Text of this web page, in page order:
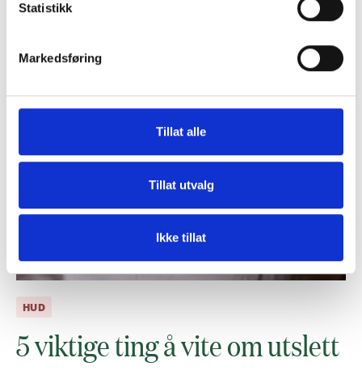
Statistikk
Markedsføring
Tillat alle
Tillat utvalg
Ikke tillat
HUD
5 viktige ting å vite om utslett